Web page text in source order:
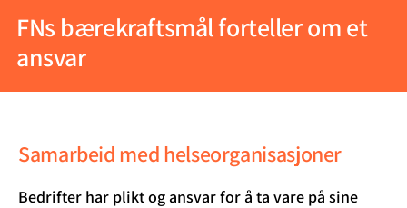
FNs bærekraftsmål forteller om et
ansvar
Samarbeid med helseorganisasjoner
Bedrifter har plikt og ansvar for å ta vare på sine